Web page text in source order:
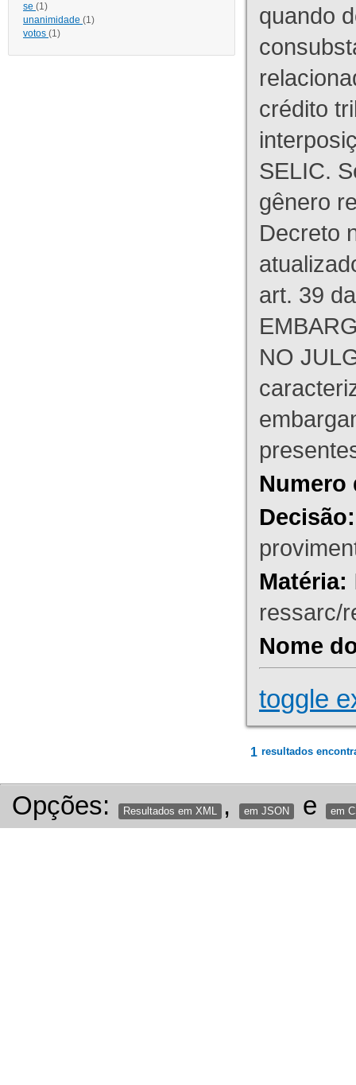
se (1)
unanimidade (1)
votos (1)
quando
crédito
SELIC.
gênero
Decreto
art. 39
NO
Numero
Decisão:
Matéria:
ressarc/
Nome
toggle
1 resultados
Opções: Resultados em XML , em JSON e em